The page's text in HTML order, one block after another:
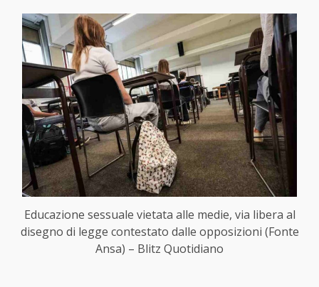
Educazione sessuale vietata alle medie, via libera al
disegno di legge contestato dalle opposizioni (Fonte
Ansa) – Blitz Quotidiano